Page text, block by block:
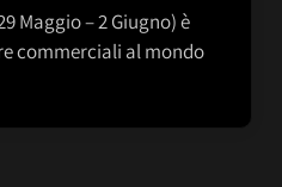
Maggio – 2 Giugno) è
commerciali al mondo